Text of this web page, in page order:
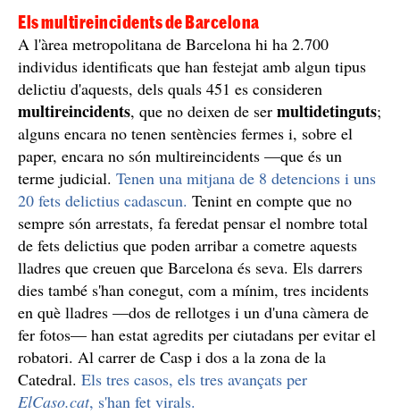
Els multireincidents de Barcelona
A l'àrea metropolitana de Barcelona hi ha 2.700
individus identificats que han festejat amb algun tipus
delictiu d'aquests, dels quals 451 es consideren
multireincidents, que no deixen de ser multidetinguts;
alguns encara no tenen sentències fermes i, sobre el
paper, encara no són multireincidents —que és un
terme judicial. Tenen una mitjana de 8 detencions i uns
20 fets delictius cadascun. Tenint en compte que no
sempre són arrestats, fa feredat pensar el nombre total
de fets delictius que poden arribar a cometre aquests
lladres que creuen que Barcelona és seva. Els darrers
dies també s'han conegut, com a mínim, tres incidents
en què lladres —dos de rellotges i un d'una càmera de
fer fotos— han estat agredits per ciutadans per evitar el
robatori. Al carrer de Casp i dos a la zona de la
Catedral. Els tres casos, els tres avançats per
ElCaso.cat, s'han fet virals.